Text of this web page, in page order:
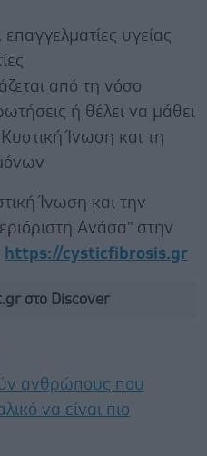
υγείας
από τη νόσο
ή θέλει να μάθει
Ίνωση και τη
Ίνωση και την
Ανάσα” στην
https://cysticfibrosis.gr
στο Discover
ανθρώπους που
να είναι πιο